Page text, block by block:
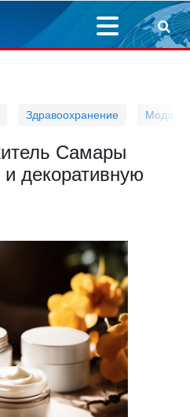
Здравоохранение Мода
Самары
декоративную